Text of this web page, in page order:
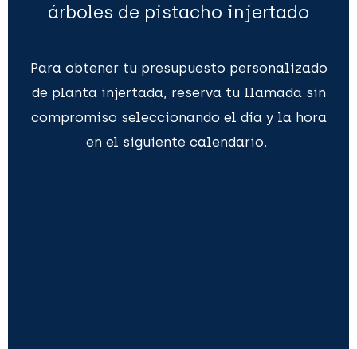
árboles de pistacho injertado
Para obtener tu presupuesto personalizado
de planta injertada, reserva tu llamada sin
compromiso seleccionando el día y la hora
en el siguiente calendario.